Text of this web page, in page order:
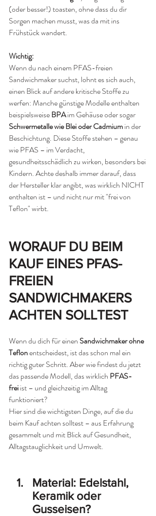
(oder besser!) toasten, ohne dass du dir
Sorgen machen musst, was da mit ins
Frühstück wandert.
Wichtig:
Wenn du nach einem PFAS-freien
Sandwichmaker suchst, lohnt es sich auch,
einen Blick auf andere kritische Stoffe zu
werfen: Manche günstige Modelle enthalten
beispielsweise BPA im Gehäuse oder sogar
Schwermetalle wie Blei oder Cadmium in der
Beschichtung. Diese Stoffe stehen – genau
wie PFAS – im Verdacht,
gesundheitsschädlich zu wirken, besonders bei
Kindern. Achte deshalb immer darauf, dass
der Hersteller klar angibt, was wirklich NICHT
enthalten ist – und nicht nur mit "frei von
Teflon" wirbt.
WORAUF DU BEIM
KAUF EINES PFAS-
FREIEN
SANDWICHMAKERS
ACHTEN SOLLTEST
Wenn du dich für einen Sandwichmaker ohne
Teflon entscheidest, ist das schon mal ein
richtig guter Schritt. Aber wie findest du jetzt
das passende Modell, das wirklich PFAS-
frei ist – und gleichzeitig im Alltag
funktioniert?
Hier sind die wichtigsten Dinge, auf die du
beim Kauf achten solltest – aus Erfahrung
gesammelt und mit Blick auf Gesundheit,
Alltagstauglichkeit und Umwelt.
Material: Edelstahl,
Keramik oder
Gusseisen?